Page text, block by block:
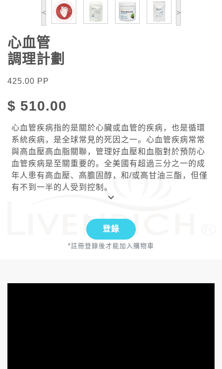
< >
心血管
調理計劃
425.00 PP
$ 510.00
心血管疾病指的是關於心臟或血管的疾病，也是循環
系統疾病，是全球常見的死因之一。心血管疾病常常
與高血壓高血脂關聯，管理好血壓和血脂對於預防心
血管疾病是至關重要的。全美國有超過三分之一的成
年人患有高血壓、高膽固醇，和/或高甘油三酯，但僅
有不到一半的人受到控制。
keyboard_arrow_down
登錄
*註冊登錄後才能加入購物車